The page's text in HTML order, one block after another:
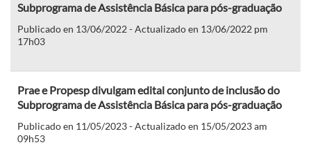
Subprograma de Assistência Básica para pós-graduação
Publicado en 13/06/2022 - Actualizado en 13/06/2022 pm
17h03
Prae e Propesp divulgam edital conjunto de inclusão do
Subprograma de Assistência Básica para pós-graduação
Publicado en 11/05/2023 - Actualizado en 15/05/2023 am
09h53